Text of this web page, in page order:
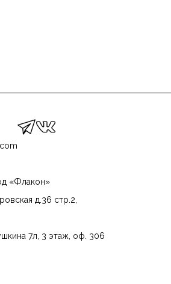
«Флакон»
д.36 стр.2,
7л, 3 этаж, оф. 306